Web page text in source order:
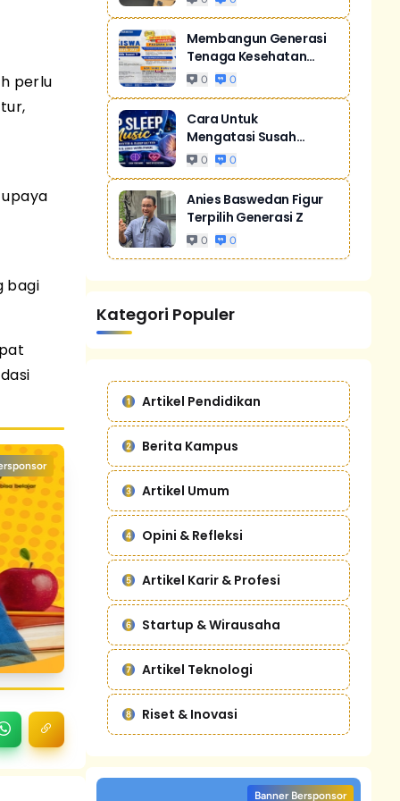
perlu
bagi
Membangun Generasi
Tenaga Kesehatan
Unggul Dan Men...
0 0
Cara Untuk
Mengatasi Susah
Tidur Akibat Stres
0 0
Anies Baswedan Figur
Terpilih Generasi Z
0 0
Kategori Populer
Artikel Pendidikan
Berita Kampus
Artikel Umum
Opini & Refleksi
Artikel Karir & Profesi
Startup & Wirausaha
Artikel Teknologi
Riset & Inovasi
Banner Bersponsor